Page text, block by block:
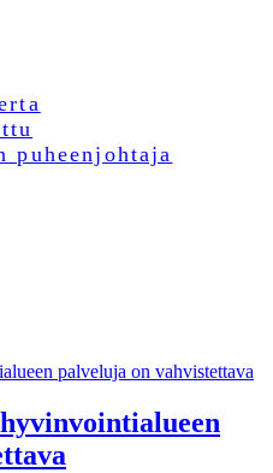
puheenjohtaja